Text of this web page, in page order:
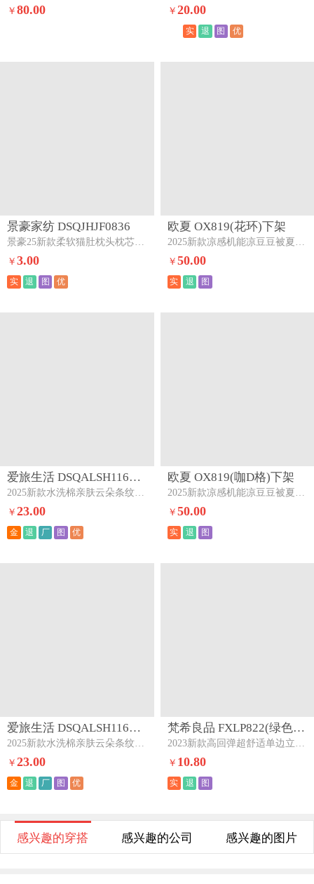
￥80.00
￥ 20.00
实 退 图 优
景豪家纺 DSQJHJF0836
景豪25新款柔软猫肚枕头枕芯记忆枕乳胶枕护颈枕厂家直销
￥3.00
实 退 图 优
欧夏 OX819(花环)下架
2025新款凉感机能凉豆豆被夏被夏季夏凉被空调被直播供货花环
￥ 50.00
实 退 图
爱旅生活 DSQALSH1169(云朵条纹蓝灰)下架
2025新款水洗棉亲肤云朵条纹四件套云朵条纹蓝灰
￥23.00
金 退 厂 图 优
欧夏 OX819(咖D格)下架
2025新款凉感机能凉豆豆被夏被夏季夏凉被空调被直播供货咖D格
￥ 50.00
实 退 图
爱旅生活 DSQALSH1169(云朵条纹奶黄)下架
2025新款水洗棉亲肤云朵条纹四件套云朵条纹奶黄
￥23.00
金 退 厂 图 优
梵希良品 FXLP822(绿色)下架
2023新款高回弹超舒适单边立体枕枕头枕芯绿色
￥ 10.80
实 退 图
感兴趣的穿搭 感兴趣的公司 感兴趣的图片